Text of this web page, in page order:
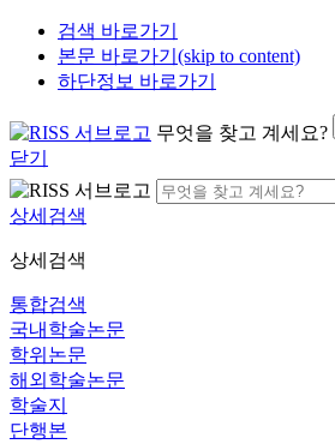
검색 바로가기
본문 바로가기(skip to content)
하단정보 바로가기
무엇을 찾고 계세요?
닫기
상세검색
상세검색
통합검색
국내학술논문
학위논문
해외학술논문
학술지
단행본